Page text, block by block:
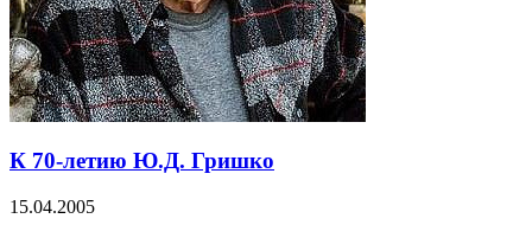
К 70-летию Ю.Д. Гришко
15.04.2005